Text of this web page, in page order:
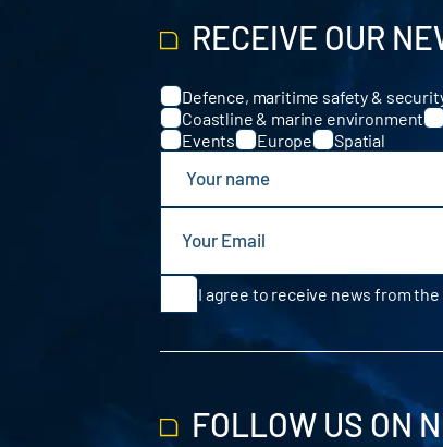
RECEIVE OUR
Categories
Defence, maritime safety &
Coastline & marine environment
Events
Europe Spatial
I agree to receive news from
FOLLOW US ON